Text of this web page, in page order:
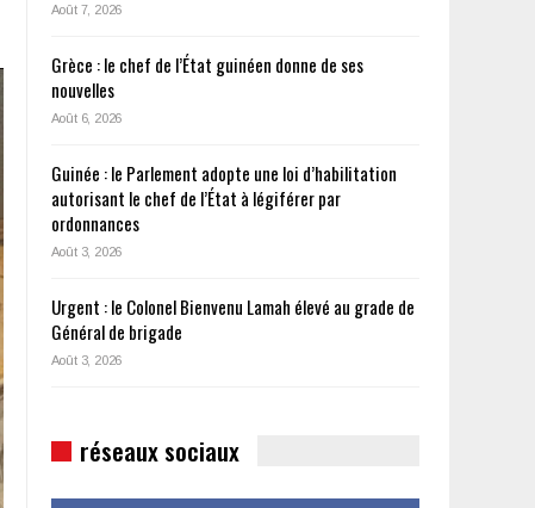
Août 7, 2026
Grèce : le chef de l’État guinéen donne de ses
nouvelles
Août 6, 2026
Guinée : le Parlement adopte une loi d’habilitation
autorisant le chef de l’État à légiférer par
ordonnances
Août 3, 2026
Urgent : le Colonel Bienvenu Lamah élevé au grade de
Général de brigade
Août 3, 2026
réseaux sociaux